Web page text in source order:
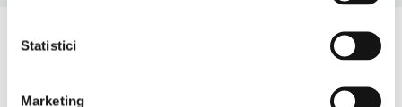
Statistici
Marketing